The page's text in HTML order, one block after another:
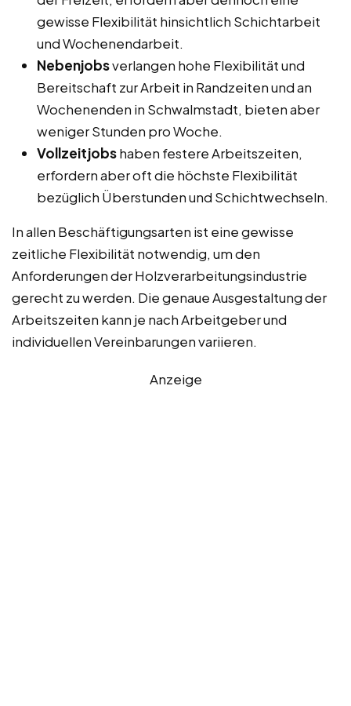
gewisse Flexibilität hinsichtlich Schichtarbeit
und Wochenendarbeit.
Nebenjobsverlangen hohe Flexibilität und
Bereitschaft zur Arbeit in Randzeiten und an
Wochenenden in Schwalmstadt, bieten aber
weniger Stunden pro Woche.
Vollzeitjobshaben festere Arbeitszeiten,
erfordern aber oft die höchste Flexibilität
bezüglich Überstunden und Schichtwechseln.
In allen Beschäftigungsarten ist eine gewisse
zeitliche Flexibilität notwendig, um den
Anforderungen der Holzverarbeitungsindustrie
gerecht zu werden. Die genaue Ausgestaltung der
Arbeitszeiten kann je nach Arbeitgeber und
individuellen Vereinbarungen variieren.
Anzeige